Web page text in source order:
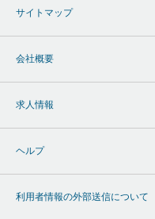
サイトマップ
会社概要
求人情報
ヘルプ
利用者情報の外部送信について